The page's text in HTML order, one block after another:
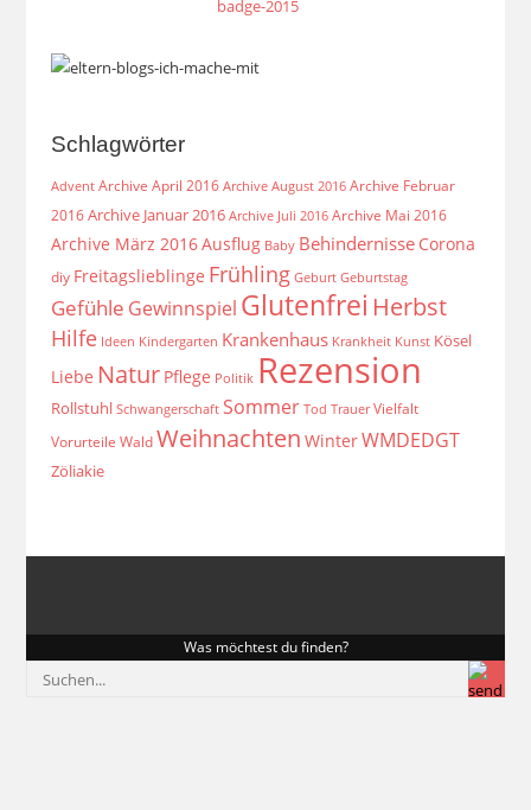
Schlagwörter
Advent Archive April 2016 Archive August 2016 Archive Februar
2016 Archive Januar 2016 Archive Juli 2016 Archive Mai 2016
Archive März 2016Ausflug Baby Behindernisse Corona
diy Freitagslieblinge Frühling Geburt Geburtstag
Gefühle Gewinnspiel Glutenfrei Herbst
Hilfe Ideen Kindergarten Krankenhaus Krankheit Kunst Kösel
Liebe Natur Pflege Politik Rezension
Rollstuhl Schwangerschaft Sommer Tod Trauer Vielfalt
Vorurteile Wald Weihnachten WinterWMDEDGT
Zöliakie
Was möchtest du finden?